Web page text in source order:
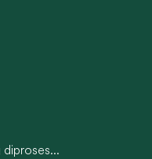
diproses...